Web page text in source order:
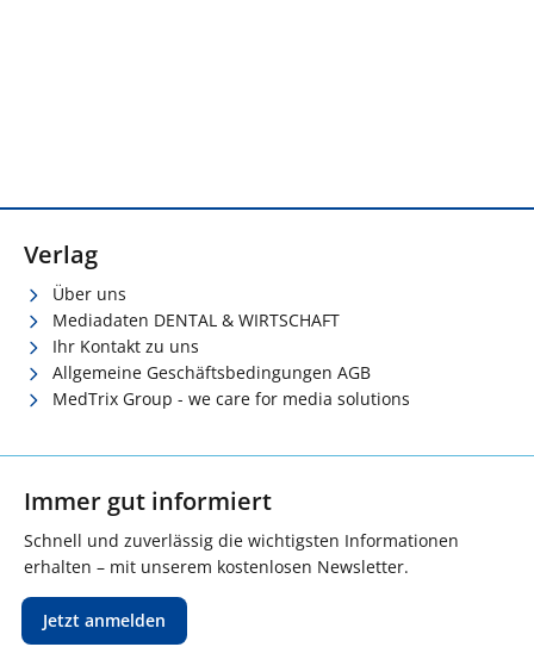
Verlag
Über uns
Mediadaten DENTAL & WIRTSCHAFT
Ihr Kontakt zu uns
Allgemeine Geschäftsbedingungen AGB
MedTrix Group - we care for media solutions
Immer gut informiert
Schnell und zuverlässig die wichtigsten Informationen
erhalten – mit unserem kostenlosen Newsletter.
Jetzt anmelden